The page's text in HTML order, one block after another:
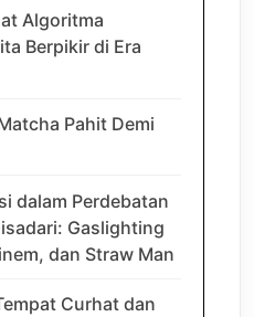
Algoritma
Berpikir di Era
Pahit Demi
dalam Perdebatan
Gaslighting
dan Straw Man
Curhat dan